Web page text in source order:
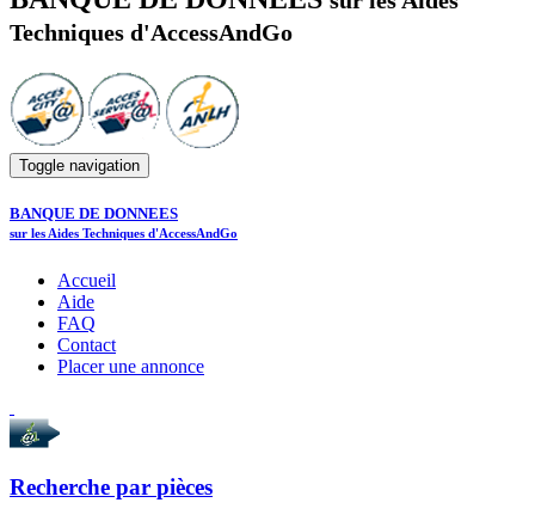
Techniques d'AccessAndGo
Toggle navigation
BANQUE DE DONNEES
sur les Aides Techniques d'AccessAndGo
Accueil
Aide
FAQ
Contact
Placer une annonce
Recherche par pièces